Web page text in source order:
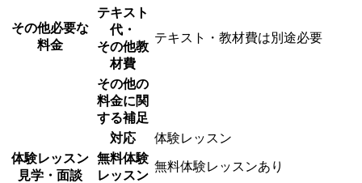
その他必要な
料金
テキスト
代・
その他教
材費
テキスト・教材費は別途必要
その他の
料金に関
する補足
体験レッスン
見学・面談
対応
体験レッスン
無料体験
レッスン
無料体験レッスンあり